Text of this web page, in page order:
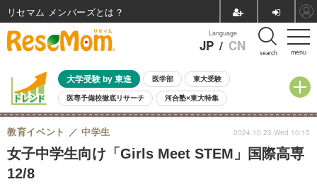
menu
Language
JP / CN search
大学受験 by 東進 医学部 東大受験
医専予備校徹底リサーチ 河合塾×東大特集
親子で考える大学選び 高校受験 中学受験 小学校受験
共通テスト 夏休み
8月開催イベント・WS 全国公立高校 過去問 人気記事
自由研究教材（小学生向け）
女子中学生向け「Girls Meet STEM」国際高専
12/8
教育イベント 中学生 2024.10.23 Wed 10:15
リセマム メンバーズ